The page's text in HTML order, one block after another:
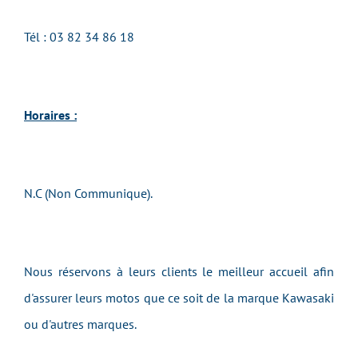
Tél : 03 82 34 86 18
Horaires :
N.C (Non Communique).
Nous réservons à leurs clients le meilleur accueil afin
d'assurer leurs motos que ce soit de la marque Kawasaki
ou d'autres marques.